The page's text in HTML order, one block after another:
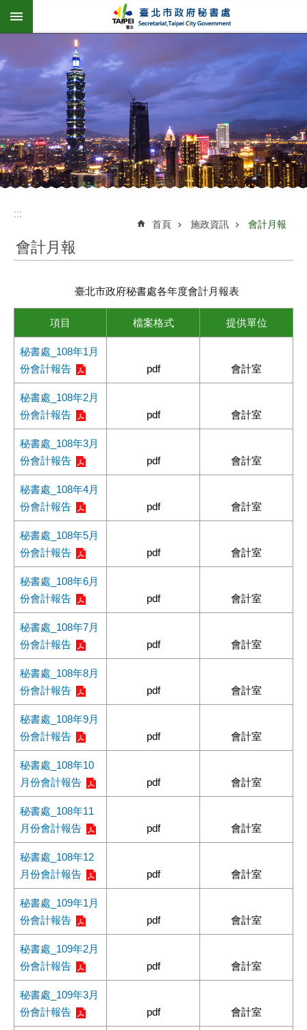
跳到主要內容區塊
:::
首頁 施政資訊 會計月報
會計月報
項目 檔案格式 提供單位
臺北市政府秘書處各年度會計月報表
秘書處_108年1月
份會計報告
pdf 會計室
秘書處_108年2月
份會計報告
pdf 會計室
秘書處_108年3月
份會計報告
pdf 會計室
秘書處_108年4月
份會計報告
pdf 會計室
秘書處_108年5月
份會計報告
pdf 會計室
秘書處_108年6月
份會計報告
pdf 會計室
秘書處_108年7月
份會計報告
pdf 會計室
秘書處_108年8月
份會計報告
pdf 會計室
秘書處_108年9月
份會計報告
pdf 會計室
秘書處_108年10
月份會計報告
pdf 會計室
秘書處_108年11
月份會計報告
pdf 會計室
秘書處_108年12
月份會計報告
pdf 會計室
秘書處_109年1月
份會計報告
pdf 會計室
秘書處_109年2月
份會計報告
pdf 會計室
秘書處_109年3月
份會計報告
pdf 會計室